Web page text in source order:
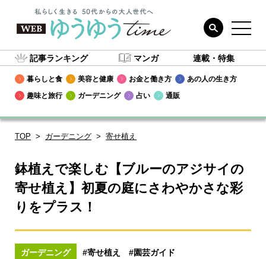
記事ランキング マンガ 連載・特集
暮らしと食 美容と健康 お金と働き方
あの人の生き方
趣味と旅行
ガーデニング 占い 通販
TOP ガーデニング 寄せ植え
鉢植えで楽しむ【ブルーのアジサイの
寄せ植え】初夏の庭にさわやかさな彩
りをプラス！
ガーデニング #寄せ植え #園芸ガイド